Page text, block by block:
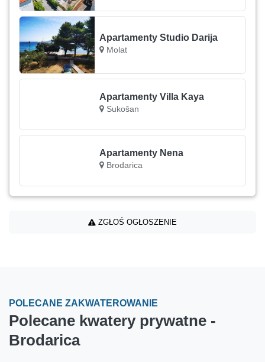
Apartamenty Studio Darija
Molat
Apartamenty Villa Kaya
Sukošan
Apartamenty Nena
POLECANE ZAKWATEROWANIE
Polecane kwatery prywatne -
Brodarica